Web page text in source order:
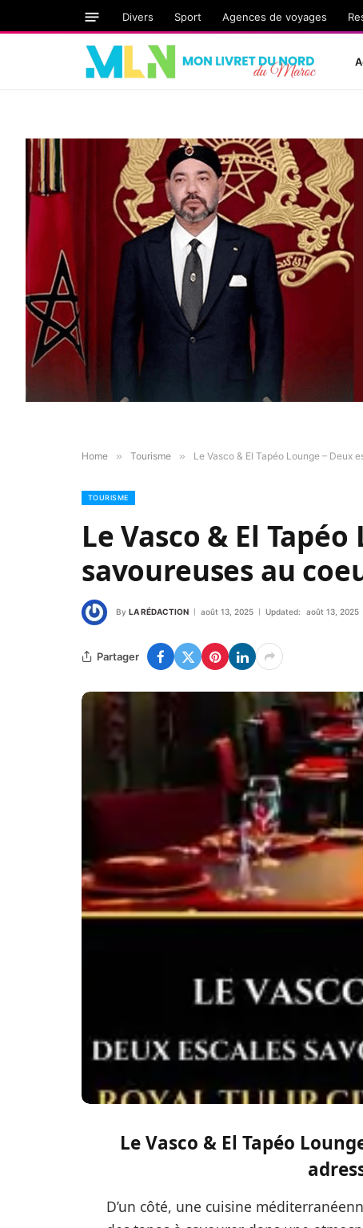
Divers Sport Agences de voyages
Home » Tourisme » Le Vasco & El Tapéo Lounge – Deux
TOURISME
Le Vasco & El
savoureuses au
By LA RÉDACTION août 13, 2025 Updated: août 13, 2025
Partager
Le Vasco & El Tapéo
D’un côté, une cuisine